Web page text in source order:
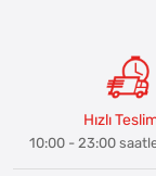
Hızlı
10:00 - 23:00